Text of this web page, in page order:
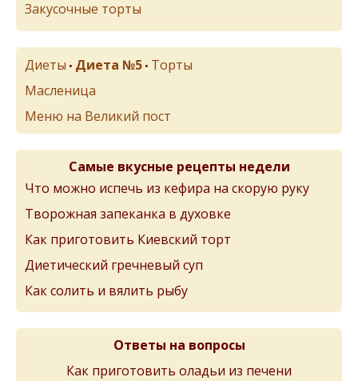
Закусочные торты
Диеты • Диета №5 • Торты
Масленица
Меню на Великий пост
Самые вкусные рецепты недели
Что можно испечь из кефира на скорую руку
Творожная запеканка в духовке
Как приготовить Киевский торт
Диетический гречневый суп
Как солить и вялить рыбу
Ответы на вопросы
Как приготовить оладьи из печени